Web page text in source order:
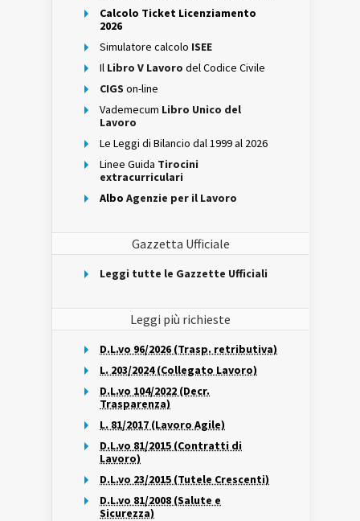
Calcolo Ticket Licenziamento
2026
Simulatore calcolo ISEE
Il Libro V Lavoro del Codice Civile
CIGS on-line
Vademecum Libro Unico del
Lavoro
Le Leggi di Bilancio dal 1999 al 2026
Linee Guida Tirocini
extracurriculari
Albo Agenzie per il Lavoro
Gazzetta Ufficiale
Leggi tutte le Gazzette Ufficiali
Leggi più richieste
D.L.vo 96/2026 (Trasp. retributiva)
L. 203/2024 (Collegato Lavoro)
D.L.vo 104/2022 (Decr.
Trasparenza)
L. 81/2017 (Lavoro Agile)
D.L.vo 81/2015 (Contratti di
Lavoro)
D.L.vo 23/2015 (Tutele Crescenti)
D.L.vo 81/2008 (Salute e
Sicurezza)